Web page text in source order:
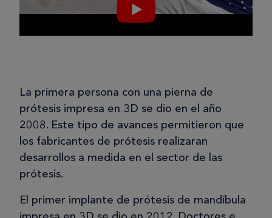
La primera persona con una pierna de
prótesis impresa en 3D se dio en el año
2008. Este tipo de avances permitieron que
los fabricantes de prótesis realizaran
desarrollos a medida en el sector de las
prótesis.
El primer implante de prótesis de mandíbula